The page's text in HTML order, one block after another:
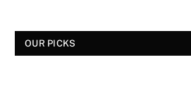
OUR PICKS